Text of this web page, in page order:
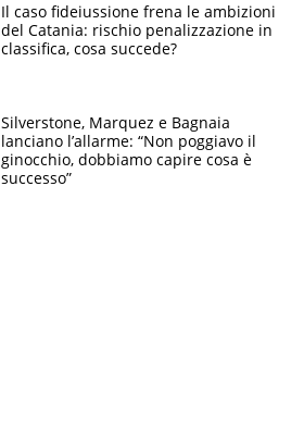
Il caso fideiussione frena le ambizioni
del Catania: rischio penalizzazione in
classifica, cosa succede?
Silverstone, Marquez e Bagnaia
lanciano l’allarme: “Non poggiavo il
ginocchio, dobbiamo capire cosa è
successo”